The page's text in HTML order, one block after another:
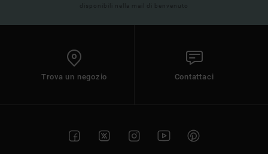
disponibili nella mail di benvenuto
Trova un negozio Contattaci